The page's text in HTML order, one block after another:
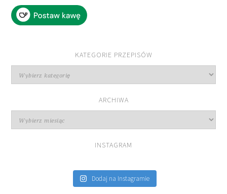
KATEGORIE PRZEPISÓW
przepisów
ARCHIWA
INSTAGRAM
Dodaj na Instagramie